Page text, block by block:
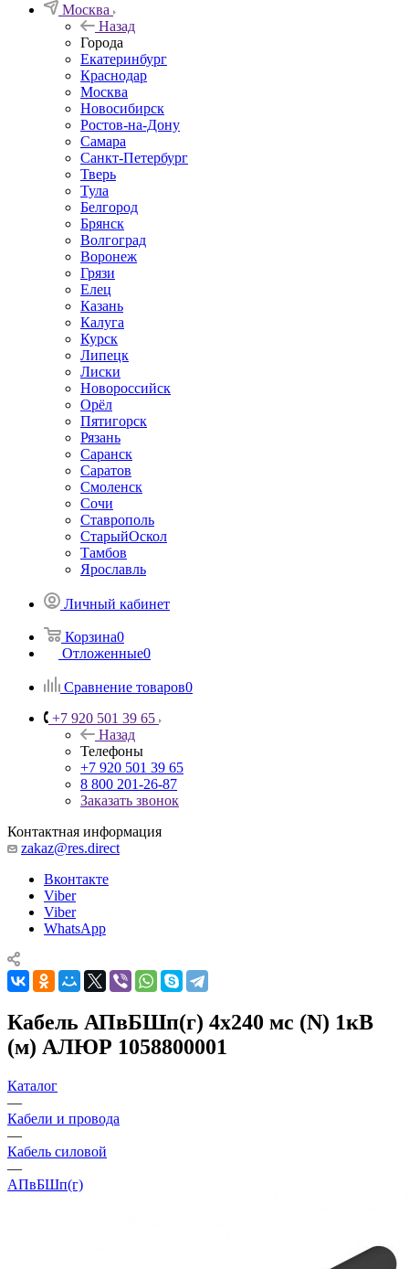
Москва
Назад
Города
Екатеринбург
Краснодар
Москва
Новосибирск
Ростов-на-Дону
Самара
Санкт-Петербург
Тверь
Тула
Белгород
Брянск
Волгоград
Воронеж
Грязи
Елец
Казань
Калуга
Курск
Липецк
Лиски
Новороссийск
Орёл
Пятигорск
Рязань
Саранск
Саратов
Смоленск
Сочи
Ставрополь
СтарыйОскол
Тамбов
Ярославль
Личный кабинет
Корзина0
Отложенные0
Сравнение товаров0
+7 920 501 39 65
Назад
Телефоны
+7 920 501 39 65
8 800 201-26-87
Заказать звонок
Контактная информация
zakaz@res.direct
Вконтакте
Viber
Viber
WhatsApp
Кабель АПвБШп(г) 4х240 мс (N) 1кВ
(м) АЛЮР 1058800001
Каталог
—
Кабели и провода
—
Кабель силовой
—
АПвБШп(г)